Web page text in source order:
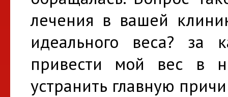
лечения в вашей
идеального веса? за
привести мой вес в
устранить главную